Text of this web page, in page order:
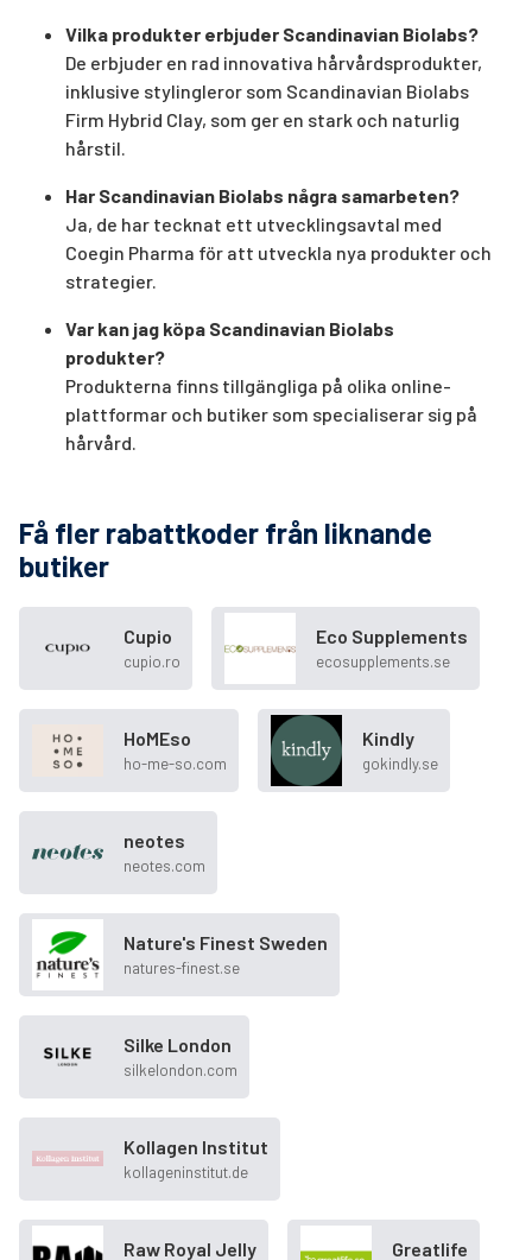
Vilka produkter erbjuder Scandinavian Biolabs?
De erbjuder en rad innovativa hårvårdsprodukter,
inklusive stylingleror som Scandinavian Biolabs
Firm Hybrid Clay, som ger en stark och naturlig
hårstil.
Har Scandinavian Biolabs några samarbeten?
Ja, de har tecknat ett utvecklingsavtal med
Coegin Pharma för att utveckla nya produkter och
strategier.
Var kan jag köpa Scandinavian Biolabs
produkter?
Produkterna finns tillgängliga på olika online-
plattformar och butiker som specialiserar sig på
hårvård.
Få fler rabattkoder från liknande
butiker
Cupio
cupio.ro
Eco Supplements
ecosupplements.se
HoMEso
ho-me-so.com
Kindly
gokindly.se
neotes
neotes.com
Nature's Finest Sweden
natures-finest.se
Silke London
silkelondon.com
Kollagen Institut
kollageninstitut.de
Raw Royal Jelly Greatlife